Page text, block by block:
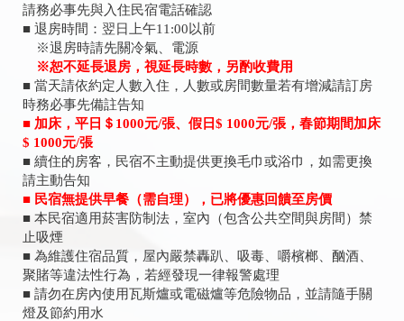
請務必事先與入住民宿電話確認
■ 退房時間：翌日上午11:00以前
※退房時請先關冷氣、電源
※恕不延長退房，視延長時數，另酌收費用
■ 當天請依約定人數入住，人數或房間數量若有增減請訂房
時務必事先備註告知
■ 加床，平日＄1000元/張、假日$ 1000元/張，春節期間加床
$ 1000元/張
■ 續住的房客，民宿不主動提供更換毛巾或浴巾，如需更換
請主動告知
■ 民宿無提供早餐（需自理），已將優惠回饋至房價
■ 本民宿適用菸害防制法，室內（包含公共空間與房間）禁
止吸煙
■ 為維護住宿品質，屋內嚴禁轟趴、吸毒、嚼檳榔、酗酒、
聚賭等違法性行為，若經發現一律報警處理
■ 請勿在房內使用瓦斯爐或電磁爐等危險物品，並請隨手關
燈及節約用水